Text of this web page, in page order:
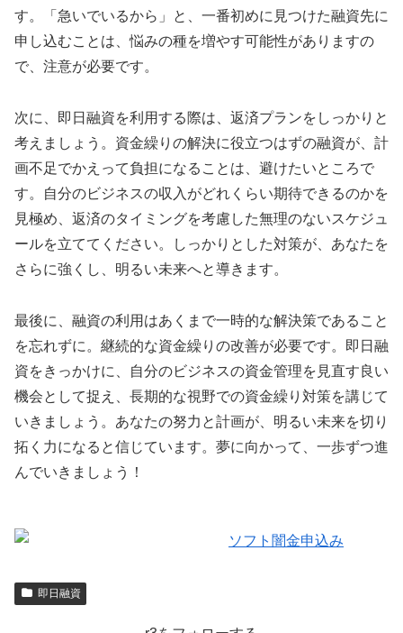
す。「急いでいるから」と、一番初めに見つけた融資先に
申し込むことは、悩みの種を増やす可能性がありますの
で、注意が必要です。
次に、即日融資を利用する際は、返済プランをしっかりと
考えましょう。資金繰りの解決に役立つはずの融資が、計
画不足でかえって負担になることは、避けたいところで
す。自分のビジネスの収入がどれくらい期待できるのかを
見極め、返済のタイミングを考慮した無理のないスケジュ
ールを立ててください。しっかりとした対策が、あなたを
さらに強くし、明るい未来へと導きます。
最後に、融資の利用はあくまで一時的な解決策であること
を忘れずに。継続的な資金繰りの改善が必要です。即日融
資をきっかけに、自分のビジネスの資金管理を見直す良い
機会として捉え、長期的な視野での資金繰り対策を講じて
いきましょう。あなたの努力と計画が、明るい未来を切り
拓く力になると信じています。夢に向かって、一歩ずつ進
んでいきましょう！
即日融資